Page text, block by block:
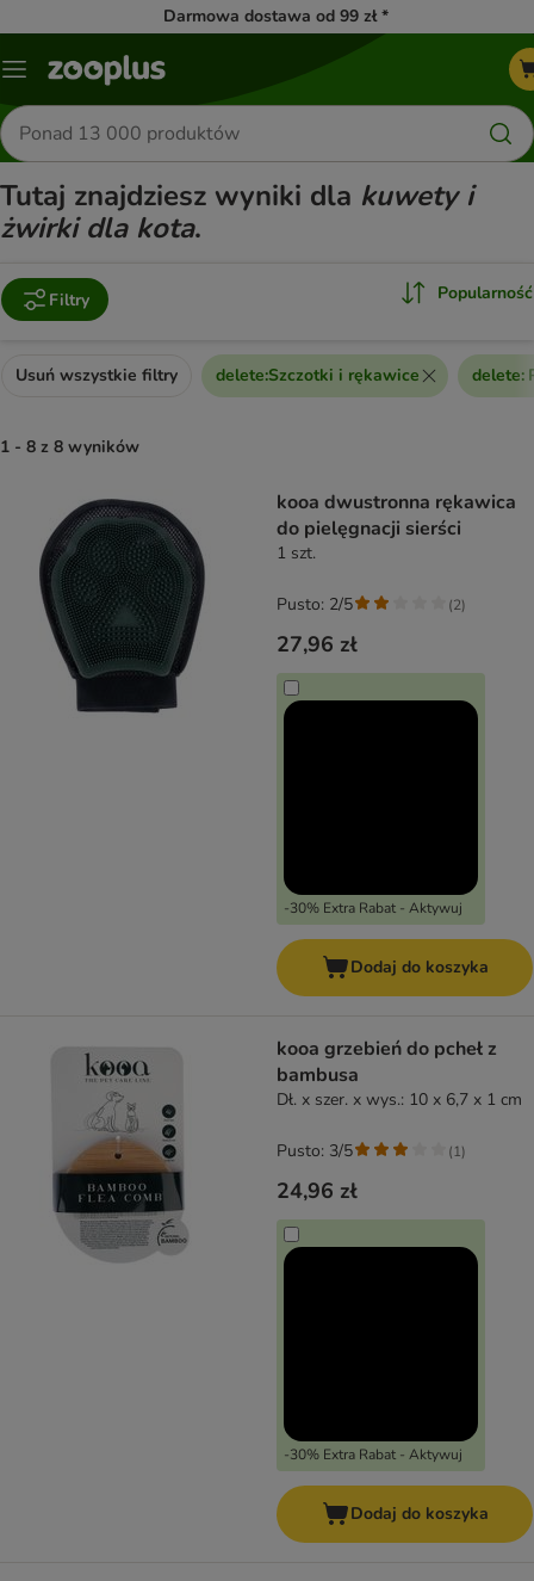
Darmowa dostawa od 99 zł *
Menu
Szukaj
produktów
Tutaj znajdziesz wyniki dla kuwety i
żwirki dla kota.
Filtry Popularność
Usuń wszystkie filtry delete:Szczotki i rękawice delete:
1 - 8 z 8 wyników
kooa dwustronna rękawica
do pielęgnacji sierści
1 szt.
27,96 zł
-30% Extra Rabat - Aktywuj
Pusto: 2/5 (2)
Dodaj do koszyka
kooa grzebień do pcheł z
bambusa
Dł. x szer. x wys.: 10 x 6,7 x 1 cm
24,96 zł
-30% Extra Rabat - Aktywuj
Pusto: 3/5 (1)
Dodaj do koszyka